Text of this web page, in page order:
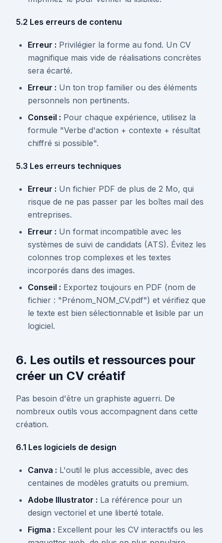
5.2 Les erreurs de contenu
Erreur : Privilégier la forme au fond. Un CV
magnifique mais vide de réalisations concrètes
sera écarté.
Erreur : Un ton trop familier ou des éléments
personnels non pertinents.
Conseil : Pour chaque expérience, utilisez la
formule "Verbe d'action + contexte + résultat
chiffré si possible".
5.3 Les erreurs techniques
Erreur : Un fichier PDF de plus de 2 Mo, qui
risque de ne pas passer par les boîtes mail des
entreprises.
Erreur : Un format incompatible avec les
systèmes de suivi de candidats (ATS). Évitez les
colonnes trop complexes et les textes
incorporés dans des images.
Conseil : Exportez toujours en PDF (nom de
fichier : "Prénom_NOM_CV.pdf") et vérifiez que
le texte est bien sélectionnable et lisible par un
logiciel.
6. Les outils et ressources pour
créer un CV créatif
Pas besoin d'être un graphiste aguerri. De
nombreux outils vous accompagnent dans cette
création.
6.1 Les logiciels de design
Canva : L'outil le plus accessible, avec des
centaines de modèles gratuits ou premium.
Adobe Illustrator : La référence pour un
design vectoriel et une liberté totale.
Figma : Excellent pour les CV interactifs ou les